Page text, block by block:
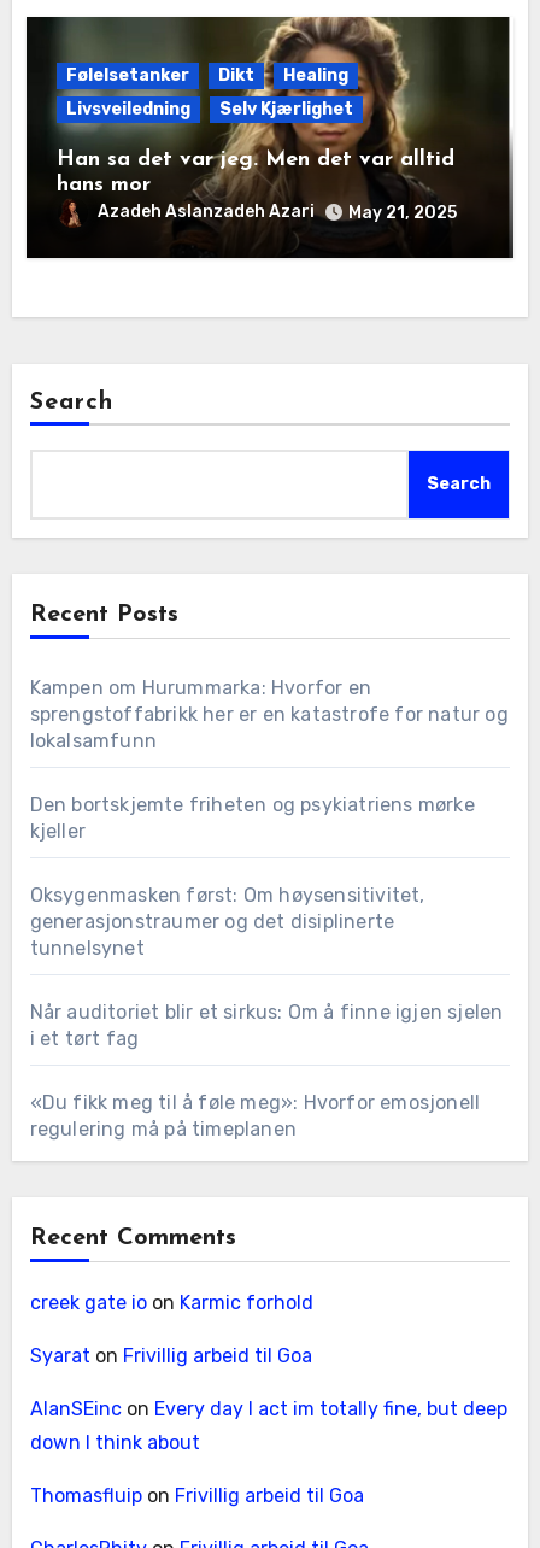
Følelsetanker Dikt
Healing
Livsveiledning
Selv Kjærlighet
Han sa det var jeg. Men det var alltid
hans mor
Azadeh Aslanzadeh Azari May 21, 2025
Search
Search
Recent Posts
Kampen om Hurummarka: Hvorfor en
sprengstoffabrikk her er en katastrofe for natur og
lokalsamfunn
Den bortskjemte friheten og psykiatriens mørke
kjeller
Oksygenmasken først: Om høysensitivitet,
generasjonstraumer og det disiplinerte
tunnelsynet
Når auditoriet blir et sirkus: Om å finne igjen sjelen
i et tørt fag
«Du fikk meg til å føle meg»: Hvorfor emosjonell
regulering må på timeplanen
Recent Comments
creek gate ioon Karmic forhold
Syarat on Frivillig arbeid til Goa
AlanSEincon Every day I act im totally fine, but deep
down I think about
Thomasfluipon Frivillig arbeid til Goa